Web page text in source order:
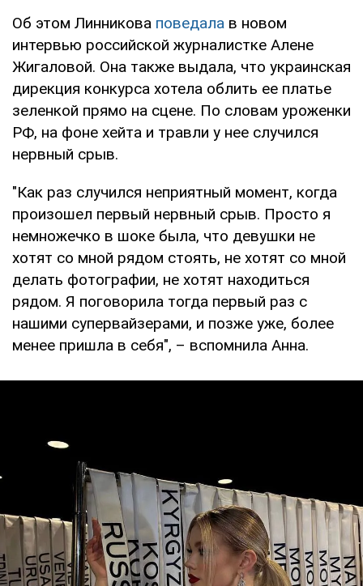
Об этом Линникова поведала в новом
интервью российской журналистке Алене
Жигаловой. Она также выдала, что украинская
дирекция конкурса хотела облить ее платье
зеленкой прямо на сцене. По словам уроженки
РФ, на фоне хейта и травли у нее случился
нервный срыв.
"Как раз случился неприятный момент, когда
произошел первый нервный срыв. Просто я
немножечко в шоке была, что девушки не
хотят со мной рядом стоять, не хотят со мной
делать фотографии, не хотят находиться
рядом. Я поговорила тогда первый раз с
нашими супервайзерами, и позже уже, более
менее пришла в себя", – вспомнила Анна.